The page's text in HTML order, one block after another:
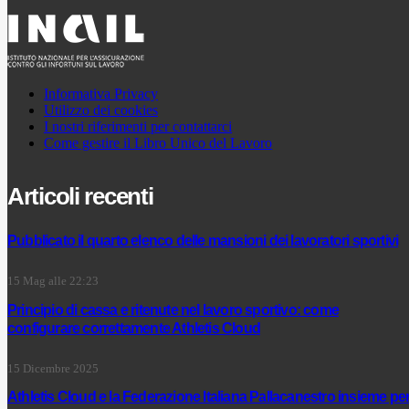
Informativa Privacy
Utilizzo dei cookies
I nostri riferimenti per contattarci
Come gestire il Libro Unico del Lavoro
Articoli recenti
Pubblicato il quarto elenco delle mansioni dei lavoratori sportivi
15 Mag alle 22:23
Principio di cassa e ritenute nel lavoro sportivo: come
configurare correttamente Athletis Cloud
15 Dicembre 2025
Athletis Cloud e la Federazione Italiana Pallacanestro insieme